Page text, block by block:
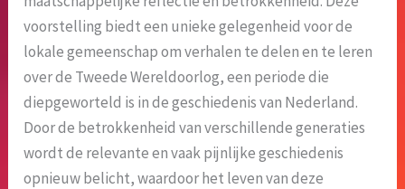
voorstelling biedt een unieke gelegenheid voor de
lokale gemeenschap om verhalen te delen en te leren
over de Tweede Wereldoorlog, een periode die
diepgeworteld is in de geschiedenis van Nederland.
Door de betrokkenheid van verschillende generaties
wordt de relevante en vaak pijnlijke geschiedenis
opnieuw belicht, waardoor het leven van deze